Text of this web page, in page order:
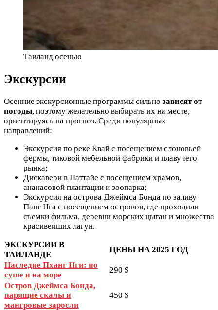
Таиланд осенью
Экскурсии
Осенние экскурсионные программы сильно зависят от
погоды, поэтому желательно выбирать их на месте,
ориентируясь на прогноз. Среди популярных
направлений:
Экскурсия по реке Квай с посещением слоновьей
фермы, тиковой мебельной фабрики и плавучего
рынка;
Дискавери в Паттайе с посещением храмов,
ананасовой плантации и зоопарка;
Экскурсия на острова Джеймса Бонда по заливу
Панг Нга с посещением островов, где проходили
съемки фильма, деревни морских цыган и множества
красивейших лагун.
ЭКСКУРСИИ В
ТАИЛАНДЕ
ЦЕНЫ НА 2025 ГОД
Наследие Пханг Нги: по
суше и на море
290 $
Остров Джеймса Бонда,
парящие скалы и
мангровые заросли
450 $